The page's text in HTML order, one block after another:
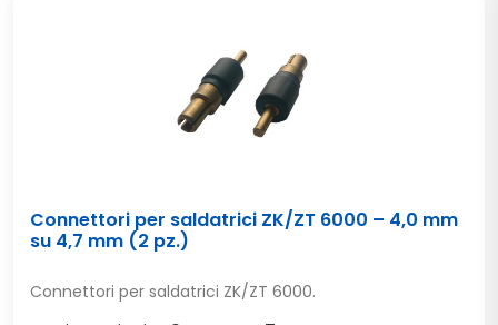
Connettori per saldatrici ZK/ZT 6000 – 4,0 mm
su 4,7 mm (2 pz.)
Connettori per saldatrici ZK/ZT 6000.